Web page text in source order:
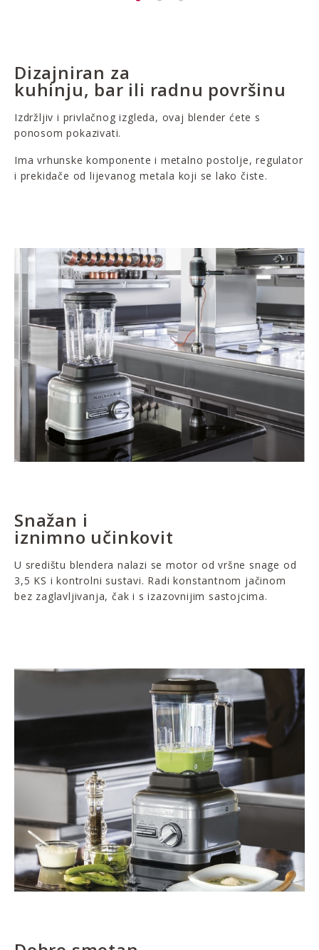
Dizajniran za
kuhinju, bar ili radnu površinu
Izdržljiv i privlačnog izgleda, ovaj blender ćete s
ponosom pokazivati.
Ima vrhunske komponente i metalno postolje, regulator
i prekidače od lijevanog metala koji se lako čiste.
Snažan i
iznimno učinkovit
U središtu blendera nalazi se motor od vršne snage od
3,5 KS i kontrolni sustavi. Radi konstantnom jačinom
bez zaglavljivanja, čak i s izazovnijim sastojcima.